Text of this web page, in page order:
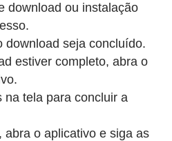
download ou instalação
download seja concluído.
estiver completo, abra o
na tela para concluir a
abra o aplicativo e siga as